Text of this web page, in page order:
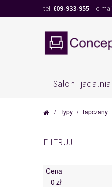
tel. 609-933-955 e-
Salon i jadalnia
/ Typy / Tapczany
FILTRUJ
Cena
0 zł